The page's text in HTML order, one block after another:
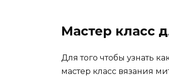
Мастер класс
Для того чтобы узнать
мастер класс вязания